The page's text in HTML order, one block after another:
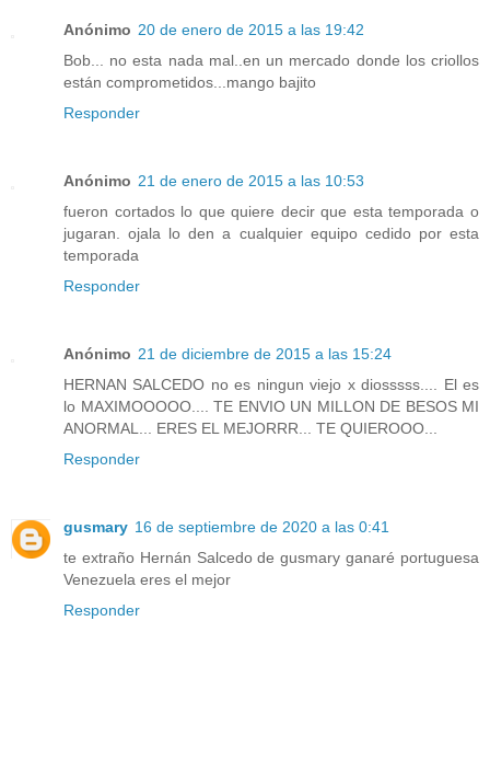
Anónimo 20 de enero de 2015 a las 19:42
Bob... no esta nada mal..en un mercado donde los criollos
están comprometidos...mango bajito
Responder
Anónimo 21 de enero de 2015 a las 10:53
fueron cortados lo que quiere decir que esta temporada o
jugaran. ojala lo den a cualquier equipo cedido por esta
temporada
Responder
Anónimo 21 de diciembre de 2015 a las 15:24
HERNAN SALCEDO no es ningun viejo x diosssss.... El es
lo MAXIMOOOOO.... TE ENVIO UN MILLON DE BESOS MI
ANORMAL... ERES EL MEJORRR... TE QUIEROOO...
Responder
gusmary 16 de septiembre de 2020 a las 0:41
te extraño Hernán Salcedo de gusmary ganaré portuguesa
Venezuela eres el mejor
Responder